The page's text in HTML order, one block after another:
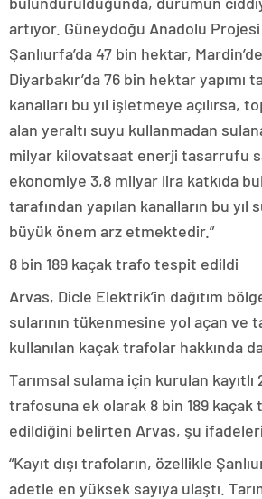
artıyor. Güneydoğu Anadolu Projesi
Şanlıurfa’da 47 bin hektar,
Diyarbakır’da 76 bin hektar yapımı
kanalları bu yıl işletmeye açılırsa,
alan yeraltı suyu kullanmadan
milyar kilovatsaat enerji tasarrufu
ekonomiye 3,8 milyar lira katkıda
tarafından yapılan kanalların bu yıl
büyük önem arz etmektedir.”
8 bin 189 kaçak trafo tespit edildi
Arvas, Dicle Elektrik’in dağıtım
sularının tükenmesine yol açan ve
kullanılan kaçak trafolar hakkında
Tarımsal sulama için kurulan
trafosuna ek olarak 8 bin 189
edildiğini belirten Arvas, şu
“Kayıt dışı trafoların, özellikle
adetle en yüksek sayıya ulaştı.